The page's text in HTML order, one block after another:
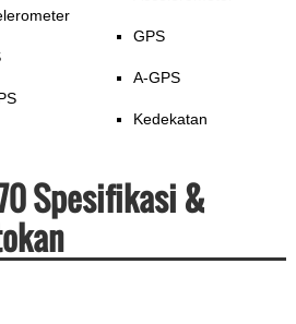
GPS
A-GPS
Kedekatan
Spesifikasi &